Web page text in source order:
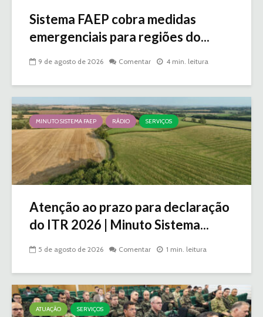
Sistema FAEP cobra medidas
emergenciais para regiões do...
9 de agosto de 2026 Comentar 4 min. leitura
MINUTO SISTEMA FAEP RÁDIO SERVIÇOS
Atenção ao prazo para declaração
do ITR 2026 | Minuto Sistema...
5 de agosto de 2026 Comentar 1 min. leitura
ATUAÇÃO SERVIÇOS